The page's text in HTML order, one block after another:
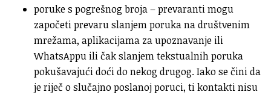
poruke s pogrešnog broja – prevaranti mogu
započeti prevaru slanjem poruka na društvenim
mrežama, aplikacijama za upoznavanje ili
WhatsAppu ili čak slanjem tekstualnih poruka
pokušavajući doći do nekog drugog. Iako se čini da
je riječ o slučajno poslanoj poruci, ti kontakti nisu